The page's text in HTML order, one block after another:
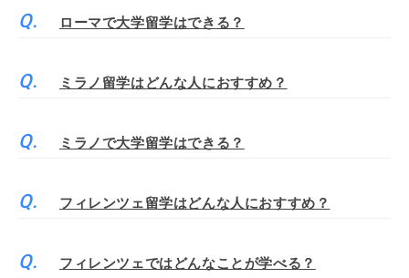
ローマで大学留学はできる？
ミラノ留学はどんな人におすすめ？
ミラノで大学留学はできる？
フィレンツェ留学はどんな人におすすめ？
フィレンツェではどんなことが学べる？